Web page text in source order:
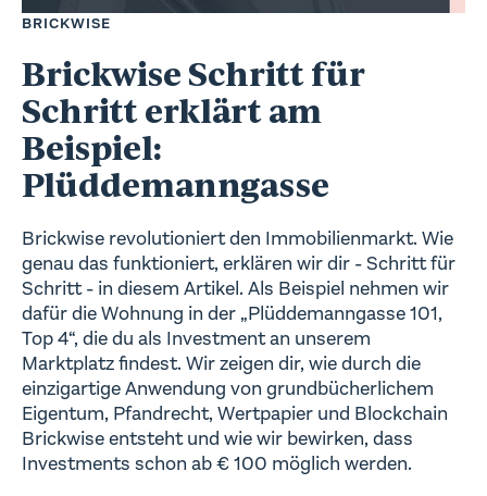
BRICKWISE
Brickwise Schritt für
Schritt erklärt am
Beispiel:
Plüddemanngasse
Brickwise revolutioniert den Immobilienmarkt. Wie
genau das funktioniert, erklären wir dir - Schritt für
Schritt - in diesem Artikel. Als Beispiel nehmen wir
dafür die Wohnung in der „Plüddemanngasse 101,
Top 4“, die du als Investment an unserem
Marktplatz findest. Wir zeigen dir, wie durch die
einzigartige Anwendung von grundbücherlichem
Eigentum, Pfandrecht, Wertpapier und Blockchain
Brickwise entsteht und wie wir bewirken, dass
Investments schon ab € 100 möglich werden.